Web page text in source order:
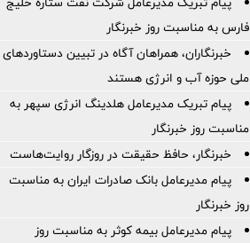
فارس به مناسبت روز خبرنگار
خبرنگاران، همراهان آگاه در تبیین دستاوردهای
ملی حوزه آب و انرژی هستند
پیام تبریک مدیرعامل هلدینگ انرژی سپهر به
مناسبت روز خبرنگار
خبرنگار، حافظ حقیقت در روزگار روایت‌هاست
پیام مدیرعامل بانک صادرات ایران به مناسبت
روز خبرنگار
پیام مدیرعامل بیمه کوثر به مناسبت روز